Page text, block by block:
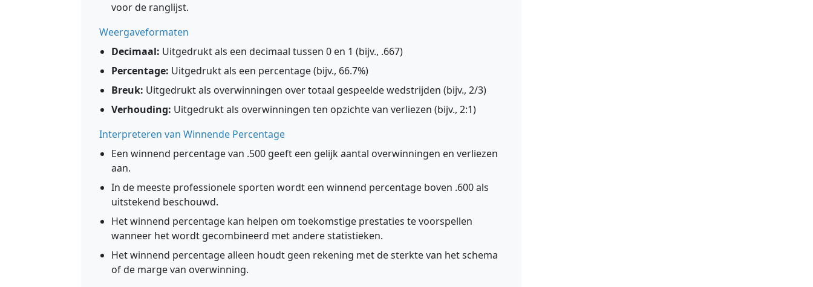
voor de ranglijst.
Weergaveformaten
Decimaal: Uitgedrukt als een decimaal tussen 0 en 1 (bijv., .667)
Percentage: Uitgedrukt als een percentage (bijv., 66.7%)
Breuk: Uitgedrukt als overwinningen over totaal gespeelde wedstrijden (bijv., 2/3)
Verhouding: Uitgedrukt als overwinningen ten opzichte van verliezen (bijv., 2:1)
Interpreteren van Winnende Percentage
Een winnend percentage van .500 geeft een gelijk aantal overwinningen en verliezen
aan.
In de meeste professionele sporten wordt een winnend percentage boven .600 als
uitstekend beschouwd.
Het winnend percentage kan helpen om toekomstige prestaties te voorspellen
wanneer het wordt gecombineerd met andere statistieken.
Het winnend percentage alleen houdt geen rekening met de sterkte van het schema
of de marge van overwinning.